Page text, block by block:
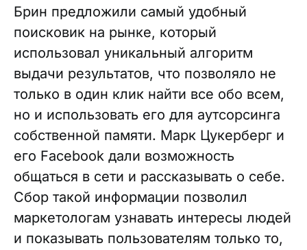
Брин предложили самый удобный
поисковик на рынке, который
использовал уникальный алгоритм
выдачи результатов, что позволяло не
только в один клик найти все обо всем,
но и использовать его для аутсорсинга
собственной памяти. Марк Цукерберг и
его Facebook дали возможность
общаться в сети и рассказывать о себе.
Сбор такой информации позволил
маркетологам узнавать интересы людей
и показывать пользователям только то,